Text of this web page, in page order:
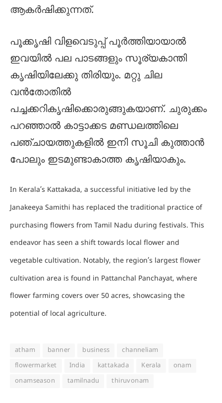
ആകർഷിക്കുന്നത്.
പൂക്കൃഷി വിളവെടുപ്പ് പൂർത്തിയായാൽ
ഇവയിൽ പല പാടങ്ങളും സൂര്യകാന്തി
കൃഷിയിലേക്കു തിരിയും. മറ്റു ചില
വൻതോതിൽ
പച്ചക്കറികൃഷിക്കൊരുങ്ങുകയാണ്. ചുരുക്കം
പറഞ്ഞാൽ കാട്ടാക്കട മണ്ഡലത്തിലെ
പഞ്ചായത്തുകളിൽ ഇനി സൂചി കുത്താൻ
പോലും ഇടമുണ്ടാകാത്ത കൃഷിയാകും.
In Kerala’s Kattakada, a successful initiative led by the
Janakeeya Samithi has replaced the traditional practice of
purchasing flowers from Tamil Nadu during festivals. This
endeavor has seen a shift towards local flower and
vegetable cultivation. Notably, the region’s largest flower
cultivation area is found in Pattanchal Panchayat, where
flower farming covers over 50 acres, showcasing the
potential of local agriculture.
atham banner business
channeliam
flowermarket
India kattakada Kerala
onam
onamseason
tamilnadu thiruvonam